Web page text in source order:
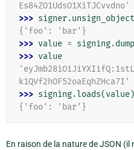
Es84ZO1UdsO1XiTJCvvdno'
>>> signer.unsign_object
{'foo': 'bar'}
>>> value = signing.
>>> value
k1QVf2hOF52oaEqhZHca7I'
>>> signing.loads(value)
{'foo': 'bar'}
En raison de la nature de JSON